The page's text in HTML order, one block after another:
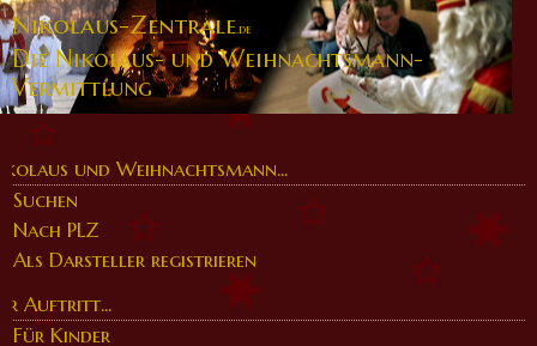
Nikolaus-Zentrale.de
Die Nikolaus- und Weihnachtsmann-
Vermittlung
und Weihnachtsmann...
Suchen
Nach PLZ
Als Darsteller registrieren
Auftritt...
Für Kinder